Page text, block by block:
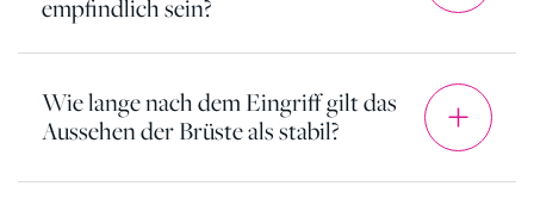
empfindlich sein?
Wie lange nach dem Eingriff gilt das
Aussehen der Brüste als stabil?